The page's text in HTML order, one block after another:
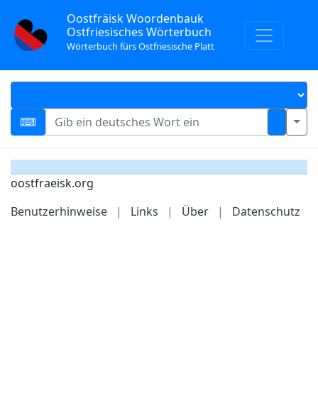
Oostfräisk Woordenbauk
Ostfriesisches Wörterbuch
Wörterbuch fürs Ostfriesische Platt
oostfraeisk.org
Benutzerhinweise
| Links | Über | Datenschutz